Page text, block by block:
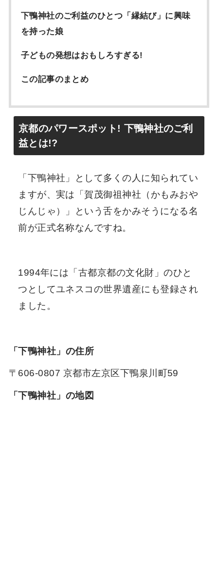
下鴨神社のご利益のひとつ「縁結び」に興味
を持った娘
子どもの発想はおもしろすぎる!
この記事のまとめ
京都のパワースポット! 下鴨神社のご利
益とは!?
「下鴨神社」として多くの人に知られてい
ますが、実は「賀茂御祖神社（かもみおや
じんじゃ）」という舌をかみそうになる名
前が正式名称なんですね。
1994年には「古都京都の文化財」のひと
つとしてユネスコの世界遺産にも登録され
ました。
「下鴨神社」の住所
〒606-0807 京都市左京区下鴨泉川町59
「下鴨神社」の地図